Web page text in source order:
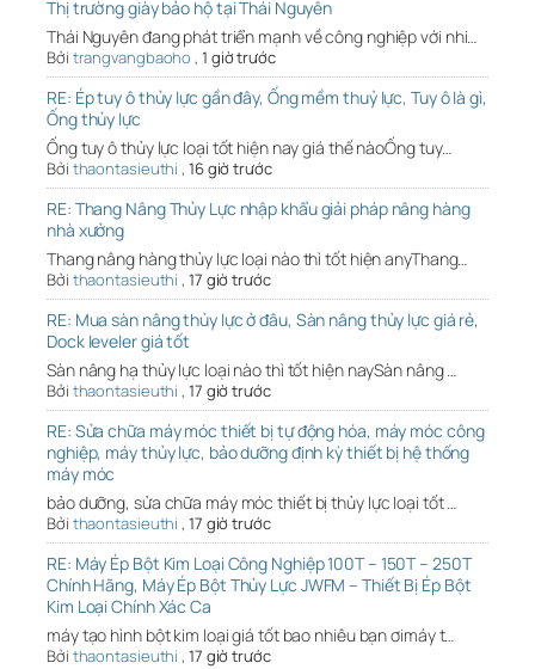
Thị trường giày bảo hộ tại Thái Nguyên
Thái Nguyên đang phát triển mạnh về công nghiệp với nhi…
Bởi trangvangbaoho , 1 giờ trước
RE: Ép tuy ô thủy lực gần đây, Ống mềm thuỷ lực, Tuy ô là gì,
Ống thủy lực
Ống tuy ô thủy lực loại tốt hiện nay giá thế nàoỐng tuy…
Bởi thaontasieuthi , 16 giờ trước
RE: Thang Nâng Thủy Lực nhập khẩu giải pháp nâng hàng
nhà xưởng
Thang nâng hàng thủy lực loại nào thì tốt hiện anyThang…
Bởi thaontasieuthi , 17 giờ trước
RE: Mua sàn nâng thủy lực ở đâu, Sàn nâng thủy lực giá rẻ,
Dock leveler giá tốt
Sàn nâng hạ thủy lực loại nào thì tốt hiện naySàn nâng …
Bởi thaontasieuthi , 17 giờ trước
RE: Sửa chữa máy móc thiết bị tự động hóa, máy móc công
nghiệp, máy thủy lực, bảo dưỡng định kỳ thiết bị hệ thống
máy móc
bảo dưỡng, sửa chữa máy móc thiết bị thủy lực loại tốt …
Bởi thaontasieuthi , 17 giờ trước
RE: Máy Ép Bột Kim Loại Công Nghiệp 100T – 150T – 250T
Chính Hãng, Máy Ép Bột Thủy Lực JWFM – Thiết Bị Ép Bột
Kim Loại Chính Xác Ca
máy tạo hình bột kim loại giá tốt bao nhiêu bạn ơimáy t…
Bởi thaontasieuthi , 17 giờ trước